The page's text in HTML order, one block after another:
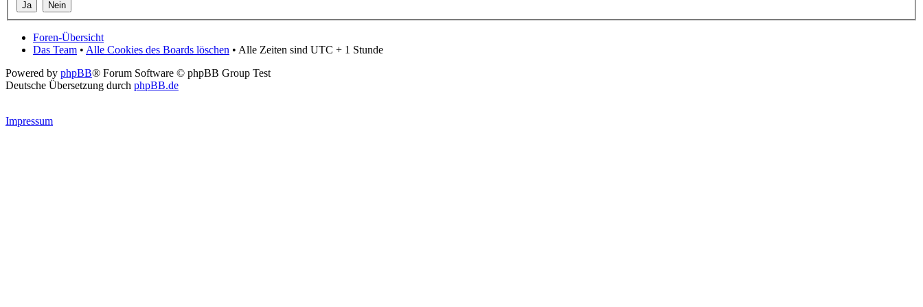
Foren-Übersicht
Das Team • Alle Cookies des Boards löschen • Alle Zeiten sind UTC + 1 Stunde
Powered by phpBB® Forum Software © phpBB Group Test
Deutsche Übersetzung durch phpBB.de
Impressum